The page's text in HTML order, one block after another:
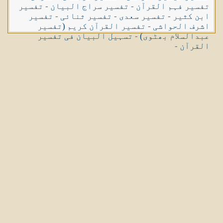
تفسیر فہم القرآن - تفسیر سراج البیان - تفسیر
ابن کثیر - تفسیر سعدی - تفسیر ثنائی - تفسیر
اشرف الحواشی - تفسیر القرآن کریم (تفسیر
عبدالسلام بھٹوی)-تسہیل البیان فی تفسیر
القرآن -